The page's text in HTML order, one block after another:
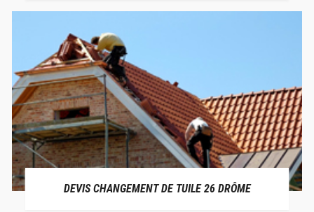
DEVIS CHANGEMENT DE TUILE 26 DRÔME